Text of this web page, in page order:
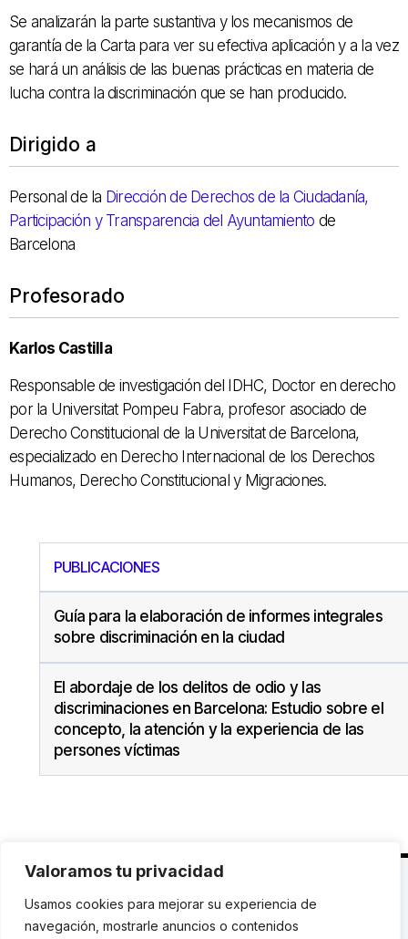
Valoramos tu privacidad
Usamos cookies para mejorar su experiencia de
navegación, mostrarle anuncios o contenidos
Se analizarán la parte sustantiva y los mecanismos de
garantía de la Carta para ver su efectiva aplicación y a la vez
se hará un análisis de las buenas prácticas en materia de
lucha contra la discriminación que se han producido.
Dirigido a
Personal de la Dirección de Derechos de la Ciudadanía,
Participación y Transparencia del Ayuntamiento de
Barcelona
Profesorado
Karlos Castilla
Responsable de investigación del IDHC, Doctor en derecho
por la Universitat Pompeu Fabra, profesor asociado de
Derecho Constitucional de la Universitat de Barcelona,
especializado en Derecho Internacional de los Derechos
Humanos, Derecho Constitucional y Migraciones.
PUBLICACIONES
Guía para la elaboración de informes integrales
sobre discriminación en la ciudad
El abordaje de los delitos de odio y las
discriminaciones en Barcelona: Estudio sobre el
concepto, la atención y la experiencia de las
persones víctimas
C. Avinyó 44, 2n | 08002 Barcelona |
T.: +34 93
119 03 72|institut@idhc.org